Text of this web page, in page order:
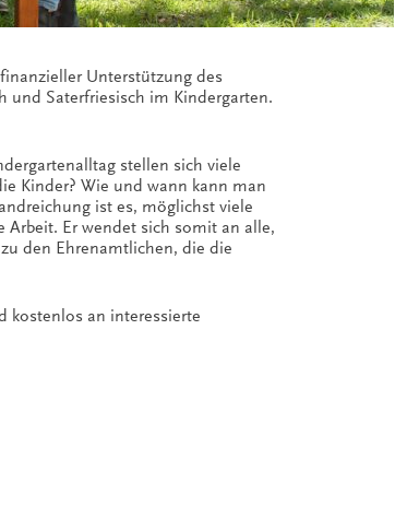
Unterstützung des
und Saterfriesisch im Kindergarten.
stellen sich viele
Kinder? Wie und wann kann man
ist es, möglichst viele
Er wendet sich somit an alle,
den Ehrenamtlichen, die die
kostenlos an interessierte